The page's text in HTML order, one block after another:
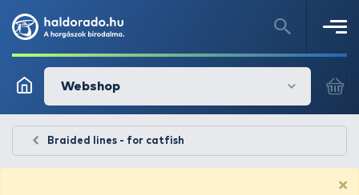
Webshop
Braided lines - for catfish
×